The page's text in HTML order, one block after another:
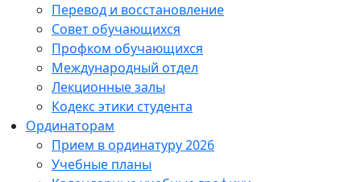
Перевод и восстановление
Совет обучающихся
Профком обучающихся
Международный отдел
Лекционные залы
Кодекс этики студента
Ординаторам
Прием в ординатуру 2026
Учебные планы